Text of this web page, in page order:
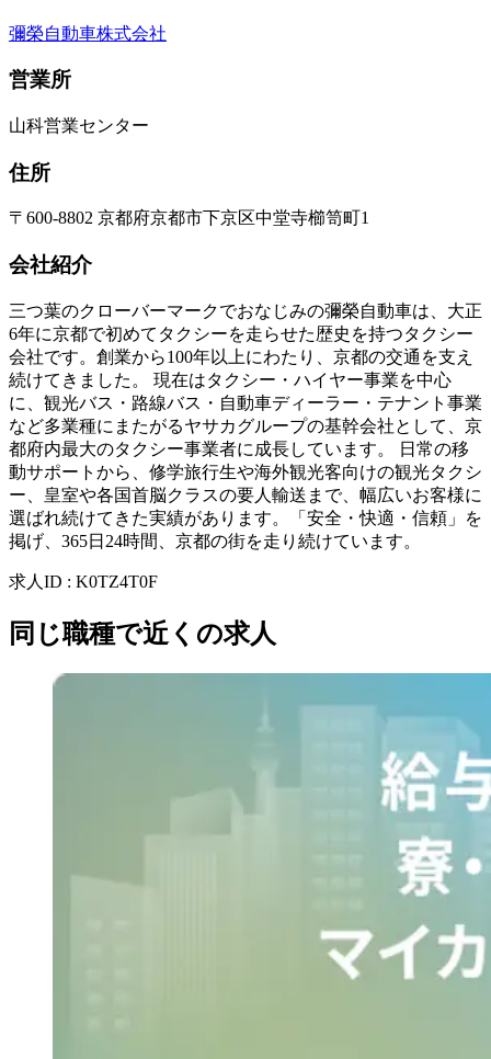
彌榮自動車株式会社
営業所
山科営業センター
住所
〒600-8802 京都府京都市下京区中堂寺櫛笥町1
会社紹介
三つ葉のクローバーマークでおなじみの彌榮自動車は、大正
6年に京都で初めてタクシーを走らせた歴史を持つタクシー
会社です。創業から100年以上にわたり、京都の交通を支え
続けてきました。 現在はタクシー・ハイヤー事業を中心
に、観光バス・路線バス・自動車ディーラー・テナント事業
など多業種にまたがるヤサカグループの基幹会社として、京
都府内最大のタクシー事業者に成長しています。 日常の移
動サポートから、修学旅行生や海外観光客向けの観光タクシ
ー、皇室や各国首脳クラスの要人輸送まで、幅広いお客様に
選ばれ続けてきた実績があります。「安全・快適・信頼」を
掲げ、365日24時間、京都の街を走り続けています。
求人ID : K0TZ4T0F
同じ職種で近くの求人